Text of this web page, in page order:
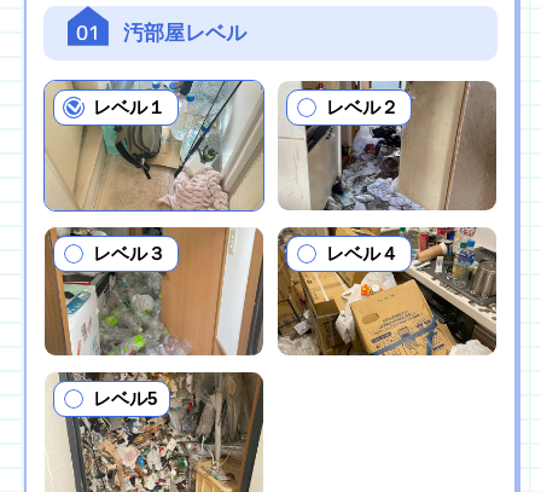
01 汚部屋レベル
レベル１ レベル２
レベル３ レベル４
レベル5